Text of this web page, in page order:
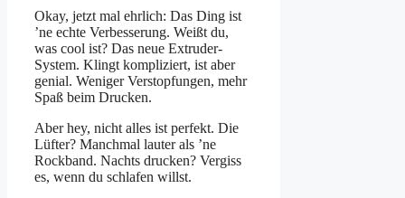
Okay, jetzt mal ehrlich: Das Ding ist
’ne echte Verbesserung. Weißt du,
was cool ist? Das neue Extruder-
System. Klingt kompliziert, ist aber
genial. Weniger Verstopfungen, mehr
Spaß beim Drucken.
Aber hey, nicht alles ist perfekt. Die
Lüfter? Manchmal lauter als ’ne
Rockband. Nachts drucken? Vergiss
es, wenn du schlafen willst.